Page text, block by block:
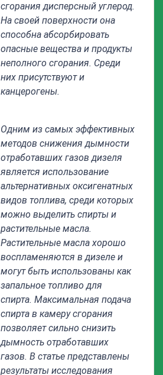
сгорания дисперсный углерод.
На своей поверхности она
способна абсорбировать
опасные вещества и продукты
неполного сгорания. Среди
них присутствуют и
канцерогены.
Одним из самых эффективных
методов снижения дымности
отработавших газов дизеля
является использование
альтернативных оксигенатных
видов топлива, среди которых
можно выделить спирты и
растительные масла.
Растительные масла хорошо
воспламеняются в дизеле и
могут быть использованы как
запальное топливо для
спирта. Максимальная подача
спирта в камеру сгорания
позволяет сильно снизить
дымность отработавших
газов. В статье представлены
результаты исследования